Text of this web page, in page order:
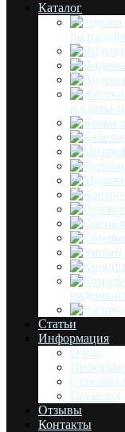
Каталог
и карты-
Статьи
Информация
О нас
Cпособы
Гарантия
Отзывы
Контакты